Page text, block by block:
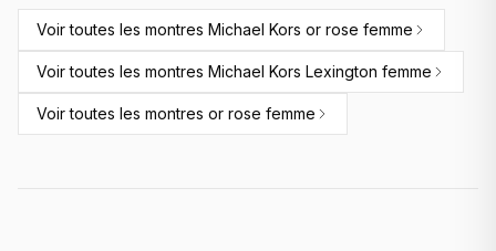
Voir toutes les montres Michael Kors or rose femme
Voir toutes les montres Michael Kors Lexington femme
Voir toutes les montres or rose femme